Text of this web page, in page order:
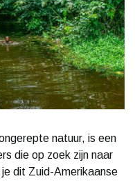
natuur, is een
die op zoek zijn naar
dit Zuid-Amerikaanse